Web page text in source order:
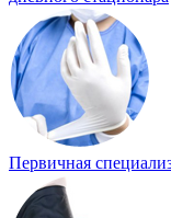
Первичная